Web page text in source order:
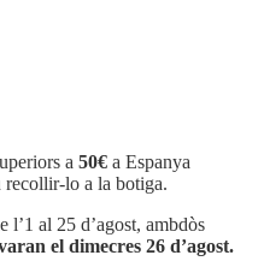
a 50€ a Espanya
recollir-lo a la botiga.
l’1 al 25 d’agost, ambdòs
el dimecres 26 d’agost.